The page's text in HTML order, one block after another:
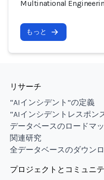
Multinational
もっと
リサーチ
“AIインシデント”の定義
“AIインシデントレスポン
データベースのロードマ
関連研究
全データベースのダウン
プロジェクトとコミュニ